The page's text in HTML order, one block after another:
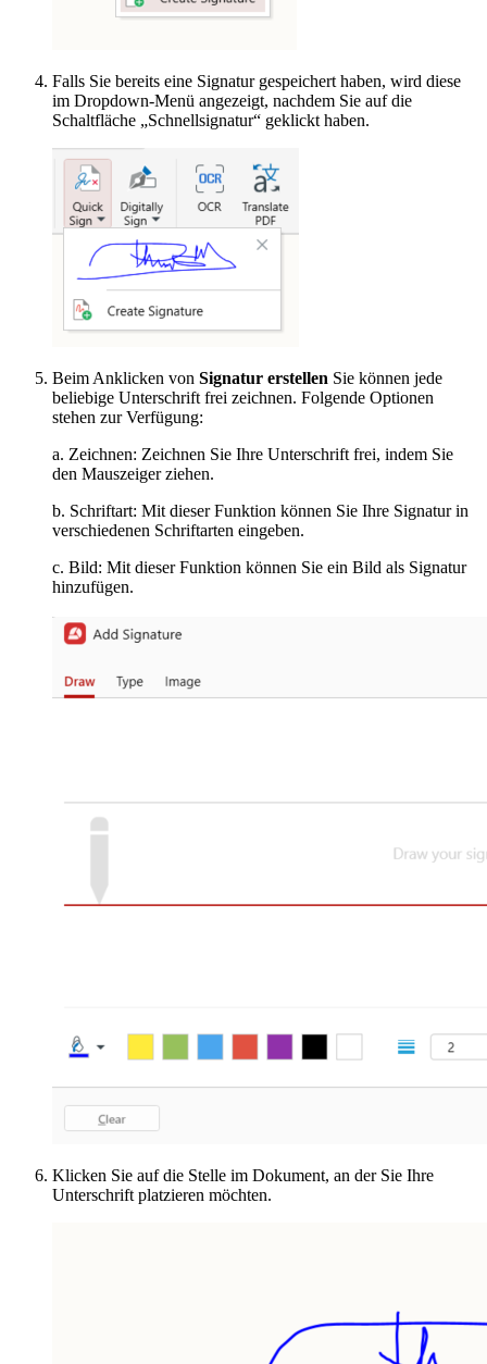
Falls Sie bereits eine Signatur gespeichert haben, wird diese
im Dropdown-Menü angezeigt, nachdem Sie auf die
Schaltfläche „Schnellsignatur“ geklickt haben.
Beim Anklicken von Signatur erstellen Sie können jede
beliebige Unterschrift frei zeichnen. Folgende Optionen
stehen zur Verfügung:
a. Zeichnen: Zeichnen Sie Ihre Unterschrift frei, indem Sie
den Mauszeiger ziehen.
b. Schriftart: Mit dieser Funktion können Sie Ihre Signatur in
verschiedenen Schriftarten eingeben.
c. Bild: Mit dieser Funktion können Sie ein Bild als Signatur
hinzufügen.
Klicken Sie auf die Stelle im Dokument, an der Sie Ihre
Unterschrift platzieren möchten.